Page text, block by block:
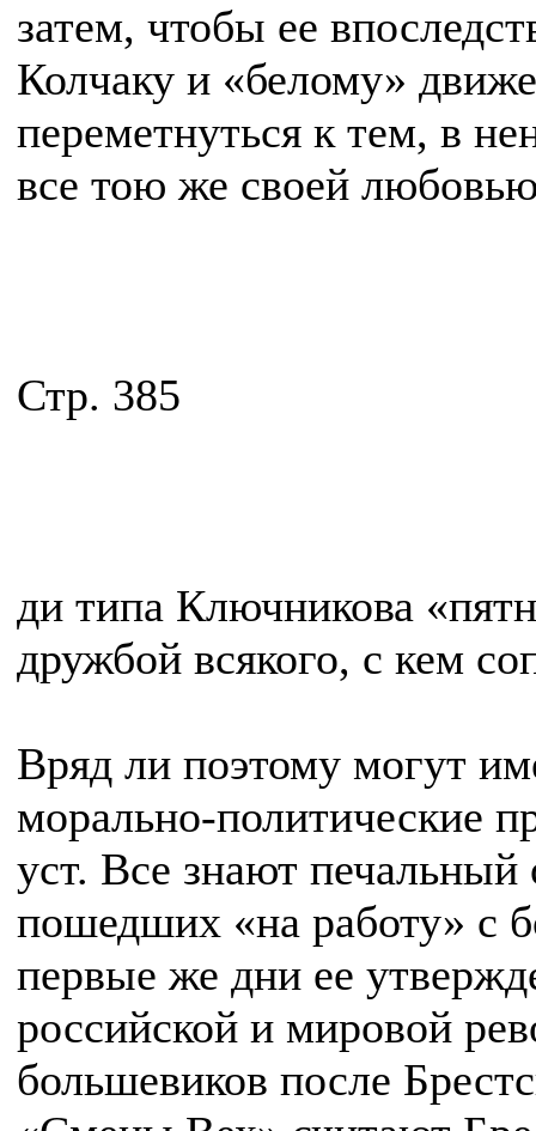
затем, чтобы ее
Колчаку и «белому»
переметнуться к тем, в
все тою же своей
Стр. 385
ди типа Ключникова
дружбой всякого, с кем
Вряд ли поэтому могут
морально-политические
уст. Все знают
пошедших «на работу» с
первые же дни ее
российской и мировой
большевиков после